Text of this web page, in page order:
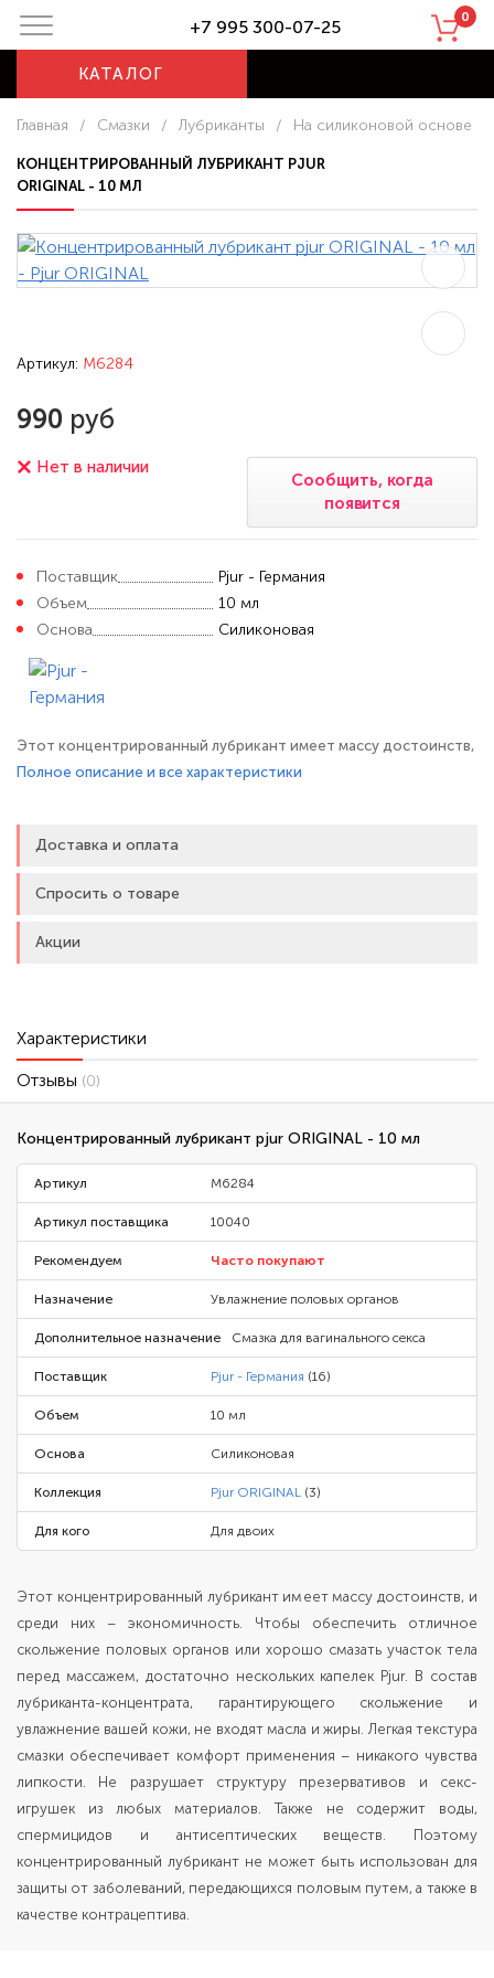
+7 995 300-07-25 0
КАТАЛОГ
Главная / Смазки / Лубриканты / На силиконовой основе
КОНЦЕНТРИРОВАННЫЙ ЛУБРИКАНТ PJUR
ORIGINAL - 10 МЛ
Артикул: M6284
990 руб
Сообщить, когда
появится
Нет в наличии
Поставщик
Pjur - Германия
Объем
10 мл
Основа
Силиконовая
Этот концентрированный лубрикант имеет массу достоинств,
и среди них – экономичность. Чтобы обеспечить отличное
перед массажем, достаточно нескольких капелек Pjur. В состав
лубриканта-концентрата, гарантирующего скольжение и
увлажнение
Полное описание и все характеристики
Доставка и оплата
Спросить о товаре
Акции
Характеристики
Отзывы (0)
Концентрированный лубрикант pjur ORIGINAL - 10 мл
Артикул M6284
Артикул поставщика 10040
Рекомендуем Часто покупают
Назначение Увлажнение половых органов
Дополнительное назначение Смазка для вагинального секса
Поставщик Pjur - Германия (16)
Объем 10 мл
Основа Силиконовая
Коллекция Pjur ORIGINAL (3)
Для кого Для двоих
Этот концентрированный лубрикант имеет массу достоинств, и
среди них – экономичность. Чтобы обеспечить отличное
скольжение половых органов или хорошо смазать участок тела
перед массажем, достаточно нескольких капелек Pjur. В состав
лубриканта-концентрата, гарантирующего скольжение и
увлажнение вашей кожи, не входят масла и жиры. Легкая текстура
смазки обеспечивает комфорт применения – никакого чувства
липкости. Не разрушает структуру презервативов и секс-
игрушек из любых материалов. Также не содержит воды,
спермицидов и антисептических веществ. Поэтому
концентрированный лубрикант не может быть использован для
защиты от заболеваний, передающихся половым путем, а также в
качестве контрацептива.